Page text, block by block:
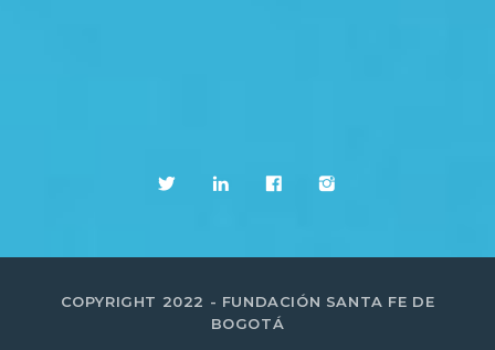
COPYRIGHT 2022 - FUNDACIÓN SANTA FE DE
BOGOTÁ